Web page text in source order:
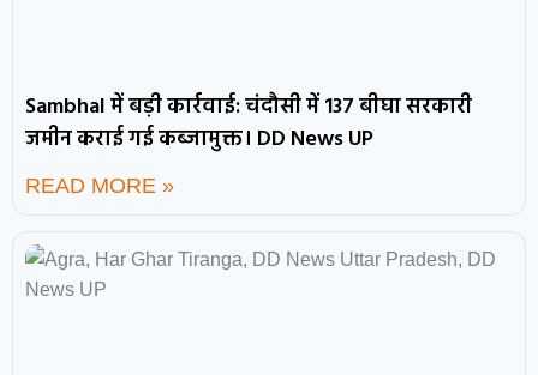
Sambhal में बड़ी कार्रवाई: चंदौसी में 137 बीघा सरकारी
जमीन कराई गई कब्जामुक्त। DD News UP
READ MORE »